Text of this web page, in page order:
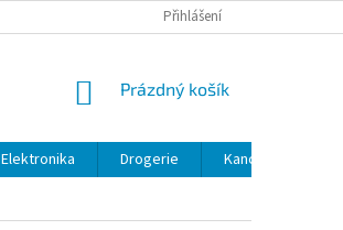
REKLAMACE A VRÁCENÍ ZBOŽÍ
Přihlášení
NÁKUPNÍ
Prázdný košík
Elektronika Drogerie
Kancelářské